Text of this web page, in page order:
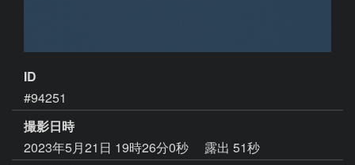
ID
#94251
撮影日時
2023年5月21日 19時26分0秒
露出 51秒